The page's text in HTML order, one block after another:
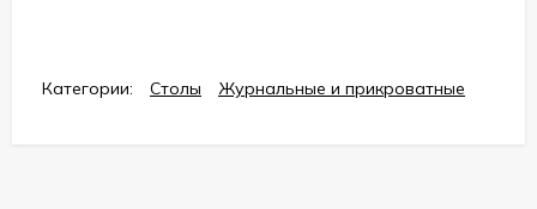
Категории: Столы Журнальные и прикроватные